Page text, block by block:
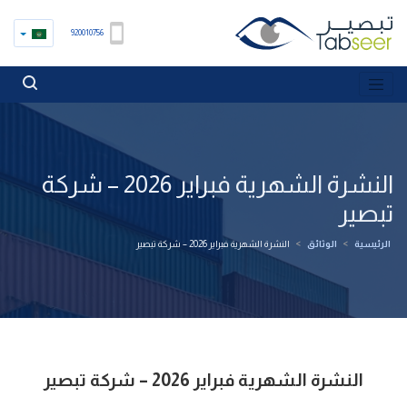
920010756
النشرة الشهرية فبراير 2026 – شركة
تبصير
الرئيسية > الوثائق > النشرة الشهرية فبراير 2026 – شركة تبصير
النشرة الشهرية فبراير 2026 – شركة تبصير